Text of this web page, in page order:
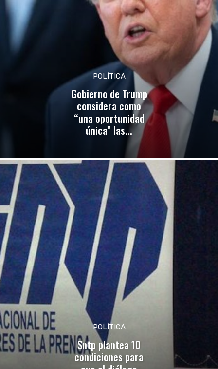
POLÍTICA
Gobierno de Trump
considera como
“una oportunidad
única” las...
POLÍTICA
Sntp plantea 10
condiciones para